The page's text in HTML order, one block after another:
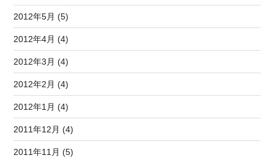
2012年5月 (5)
2012年4月 (4)
2012年3月 (4)
2012年2月 (4)
2012年1月 (4)
2011年12月 (4)
2011年11月 (5)